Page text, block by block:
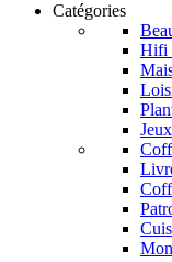
Catégories
Hifi
Jeux